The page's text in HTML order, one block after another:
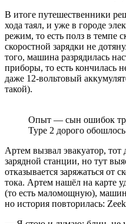
В итоге путешественники
хода таял, и уже в городе
режим, то есть полз в темпе
скоростной зарядки не
того, машина разрядилась
приборы, то есть кончилась
даже 12-вольтовый
такой).
Опыт — сын ошибок
Type 2 дорого обошлось
Артем вызвал эвакуатор,
зарядной станции, но тут
отказывается заряжаться от
тока. Артем нашёл на карте
(то есть маломощную),
но история повторилась: